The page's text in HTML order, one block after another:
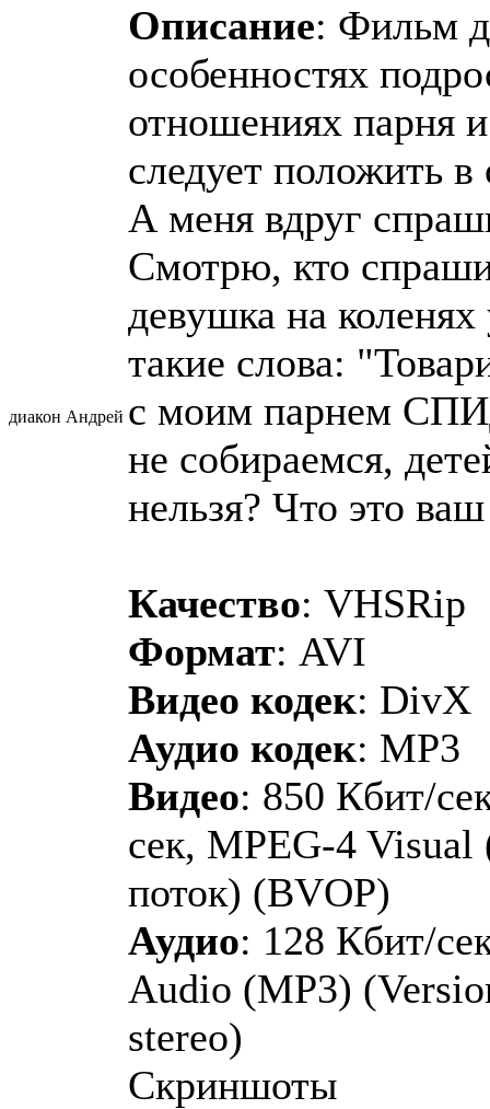
диакон Андрей
Описание: Фильм
особенностях
отношениях парня
следует положить
А меня вдруг
Смотрю, кто
девушка на
такие слова:
с моим парнем
не собираемся,
нельзя? Что это
Качество: VHSRip
Формат: AVI
Видео кодек: DivX
Аудио кодек: MP3
Видео: 850 Кбит/
сек, MPEG-4
поток) (BVOP)
Аудио: 128 Кбит/
Audio (MP3)
stereo)
Скриншоты